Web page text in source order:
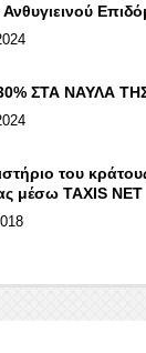
ΣΤΑ ΝΑΥΛΑ ΤΗΣ
του
μέσω ΤΑΧΙS NET